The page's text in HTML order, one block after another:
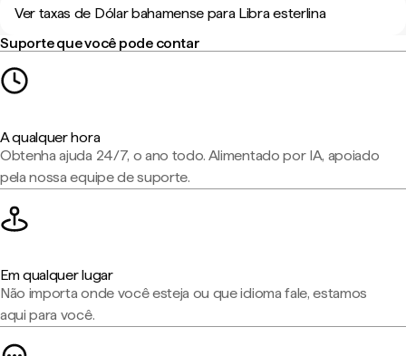
Ver taxas de Dólar bahamense para Libra esterlina
Suporte que você pode contar
A qualquer hora
Obtenha ajuda 24/7, o ano todo. Alimentado por IA, apoiado
pela nossa equipe de suporte.
Em qualquer lugar
Não importa onde você esteja ou que idioma fale, estamos
aqui para você.